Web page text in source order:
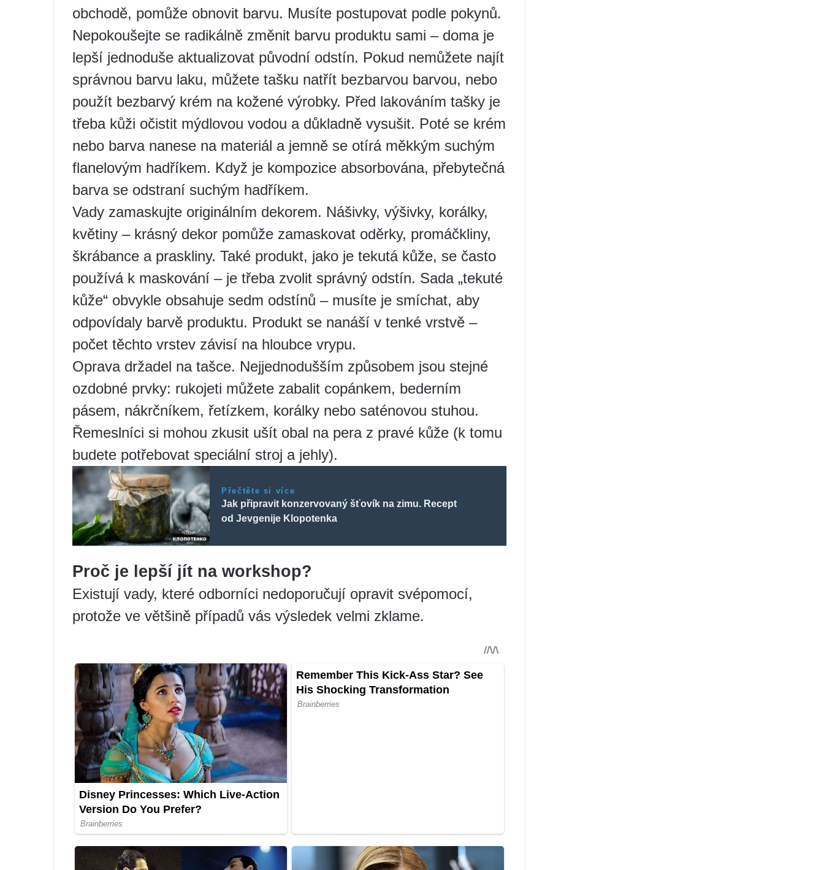
obchodě, pomůže obnovit barvu. Musíte postupovat podle pokynů.
Nepokoušejte se radikálně změnit barvu produktu sami – doma je
lepší jednoduše aktualizovat původní odstín. Pokud nemůžete najít
správnou barvu laku, můžete tašku natřít bezbarvou barvou, nebo
použít bezbarvý krém na kožené výrobky. Před lakováním tašky je
třeba kůži očistit mýdlovou vodou a důkladně vysušit. Poté se krém
nebo barva nanese na materiál a jemně se otírá měkkým suchým
flanelovým hadříkem. Když je kompozice absorbována, přebytečná
barva se odstraní suchým hadříkem.
Vady zamaskujte originálním dekorem. Nášivky, výšivky, korálky,
květiny – krásný dekor pomůže zamaskovat oděrky, promáčkliny,
škrábance a praskliny. Také produkt, jako je tekutá kůže, se často
používá k maskování – je třeba zvolit správný odstín. Sada „tekuté
kůže“ obvykle obsahuje sedm odstínů – musíte je smíchat, aby
odpovídaly barvě produktu. Produkt se nanáší v tenké vrstvě –
počet těchto vrstev závisí na hloubce vrypu.
Oprava držadel na tašce. Nejjednodušším způsobem jsou stejné
ozdobné prvky: rukojeti můžete zabalit copánkem, bederním
pásem, nákrčníkem, řetízkem, korálky nebo saténovou stuhou.
Řemeslníci si mohou zkusit ušít obal na pera z pravé kůže (k tomu
budete potřebovat speciální stroj a jehly).
Přečtěte si více
Jak připravit konzervovaný šťovík na zimu. Recept
od Jevgenije Klopotenka
Proč je lepší jít na workshop?
Existují vady, které odborníci nedoporučují opravit svépomocí,
protože ve většině případů vás výsledek velmi zklame.